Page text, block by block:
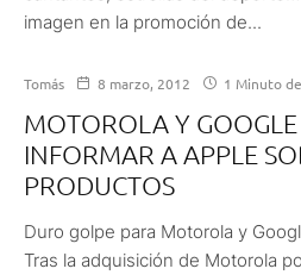
imagen en la promoción de...
Tomás 8 marzo, 2012 1 Minuto
MOTOROLA Y
INFORMAR A APPLE
PRODUCTOS
Duro golpe para Motorola y
Tras la adquisición de Motorola